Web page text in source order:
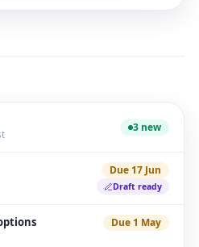
3 new
Due 17 Jun
Draft ready
Due 1 May